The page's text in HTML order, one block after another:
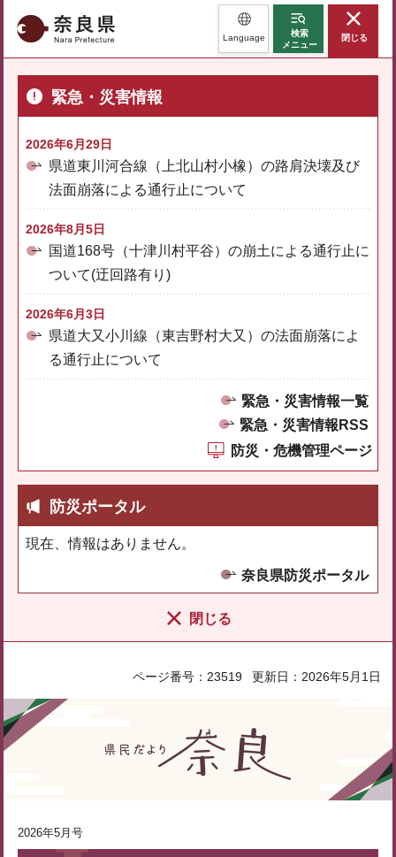
奈良県 Language
検索
メニュー
閉じる
緊急・災害情報
2026年6月29日
県道東川河合線（上北山村小橡）の路肩決壊及び
法面崩落による通行止について
2026年8月5日
国道168号（十津川村平谷）の崩土による通行止に
ついて(迂回路有り)
2026年6月3日
県道大又小川線（東吉野村大又）の法面崩落によ
る通行止について
緊急・災害情報一覧
緊急・災害情報RSS
防災・危機管理ページ
防災ポータル
現在、情報はありません。
奈良県防災ポータル
閉じる
ページ番号：23519 更新日：2026年5月1日
2026年5月号